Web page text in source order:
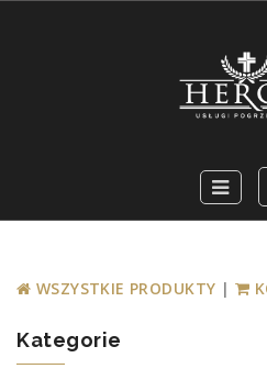
WSZYSTKIE PRODUKTY |
Kategorie